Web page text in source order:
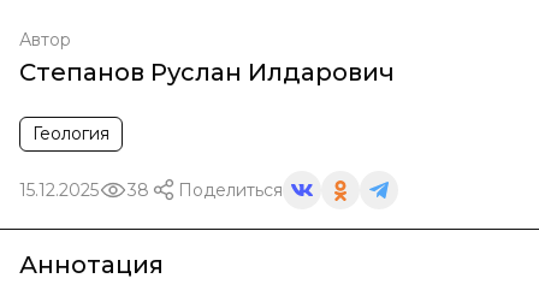
Автор
Степанов Руслан Илдарович
Геология
15.12.2025 38 Поделиться
Аннотация